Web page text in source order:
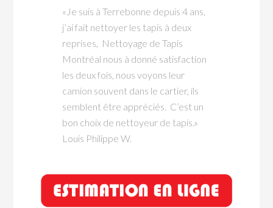
«Je suis à Terrebonne depuis 4 ans,
j’ai fait nettoyer les tapis à deux
reprises, Nettoyage de Tapis
Montréal nous à donné satisfaction
les deux fois, nous voyons leur
camion souvent dans le cartier, ils
semblent être appréciés. C’est un
bon choix de nettoyeur de tapis.»
Louis Philippe W.